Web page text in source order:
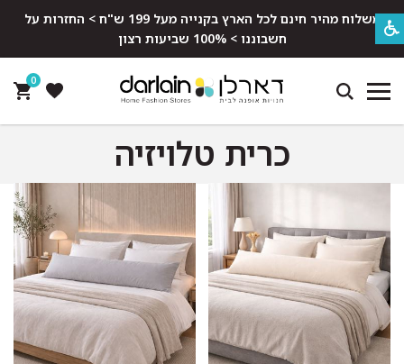
משלוח מהיר חינם לכל הארץ בקנייה מעל 199 ש"ח > החזרות על
חשבוננו > 100% שביעות רצון
0
כרית טלויזיה